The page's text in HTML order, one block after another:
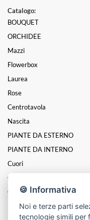
Catalogo:
BOUQUET
ORCHIDEE
Mazzi
Flowerbox
Laurea
Rose
Centrotavola
Nascita
PIANTE DA ESTERNO
PIANTE DA INTERNO
Cuori
Coroncine
Composizioni
ROSE STABILIZZATE
🍪 Informativa
Noi e terze parti
tecnologie simili per